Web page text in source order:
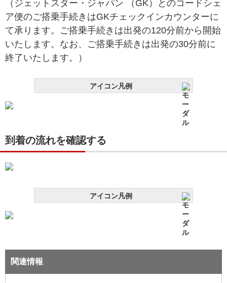
（ジェットスター・ジャパン （GK）とのコードシェ
ア便のご搭乗手続きはGKチェックインカウンターに
て承ります。ご搭乗手続きは出発の120分前から開始
いたします。なお、ご搭乗手続きは出発の30分前に
終了いたします。）
アイコン凡例
到着の流れを確認する
アイコン凡例
関連情報